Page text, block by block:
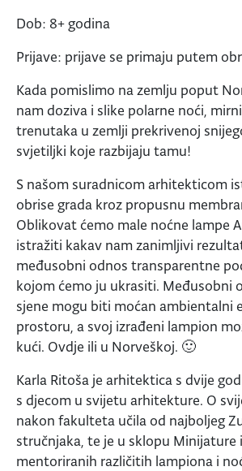
Dob: 8+ godina
Prijave: prijave se primaju putem
Kada pomislimo na zemlju poput
nam doziva i slike polarne noći,
trenutaka u zemlji prekrivenoj
svjetiljki koje razbijaju tamu!
S našom suradnicom arhitekticom
obrise grada kroz propusnu
Oblikovat ćemo male noćne lampe
istražiti kakav nam zanimljivi
međusobni odnos transparentne
kojom ćemo ju ukrasiti. Međusobni
sjene mogu biti moćan ambientalni
prostoru, a svoj izrađeni lampion
kući. Ovdje ili u Norveškoj. 🙂
Karla Ritoša je arhitektica s dvije
s djecom u svijetu arhitekture. O
nakon fakulteta učila od najboljeg
stručnjaka, te je u sklopu Minijature
mentoriranih različitih lampiona i